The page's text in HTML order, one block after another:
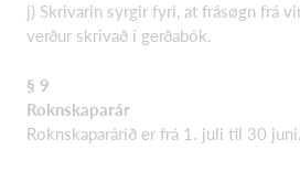
j) Skrivarin syrgir fyri, at frásøgn frá
verður skrivað í gerðabók.
§ 9
Roknskaparár
Roknskaparárið er frá 1. juli til 30 juni.